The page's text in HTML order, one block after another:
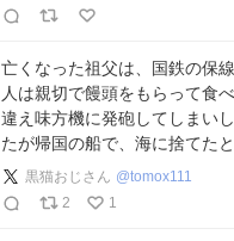
亡くなった祖父は、国鉄の保
人は親切で饅頭をもらって食
違え味方機に発砲してしまい
たが帰国の船で、海に捨てたと
黒猫おじさん @tomox111
2
1